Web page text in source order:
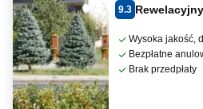
9.3 Rewelacyjny
Wysoka jakość,
Bezpłatne
Brak przedpłaty